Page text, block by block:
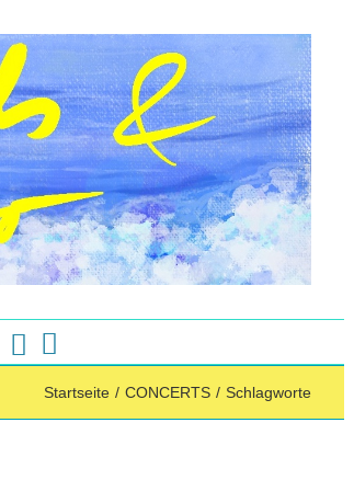
Startseite / CONCERTS / Schlagworte